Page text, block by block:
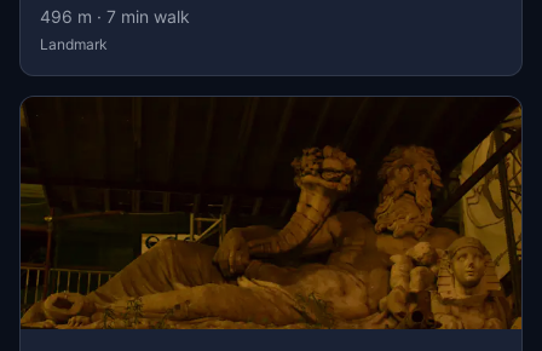
496 m · 7 min walk
Landmark